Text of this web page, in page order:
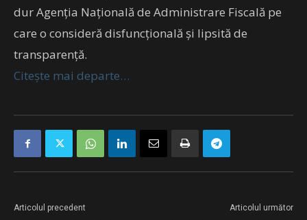
dur Agenția Națională de Administrare Fiscală pe
care o consideră disfuncțională și lipsită de
transparență.
Citește mai departe…
Articolul precedent Articolul următor